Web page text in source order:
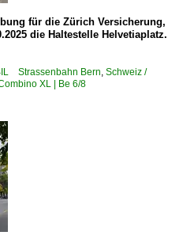
für die Zürich Versicherung,
die Haltestelle Helvetiaplatz.
Strassenbahn Bern, Schweiz /
XL | Be 6/8